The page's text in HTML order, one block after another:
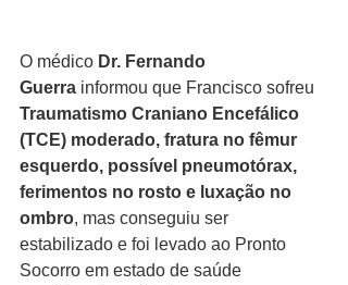
O médico Dr. Fernando
Guerra informou que Francisco sofreu
Traumatismo Craniano Encefálico
(TCE) moderado, fratura no fêmur
esquerdo, possível pneumotórax,
ferimentos no rosto e luxação no
ombro, mas conseguiu ser
estabilizado e foi levado ao Pronto
Socorro em estado de saúde